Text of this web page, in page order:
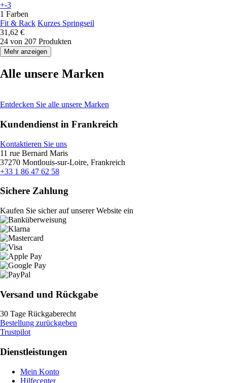
+-3
1 Farben
Fit & Rack Kurzes Springseil
31,62 €
24 von 207 Produkten
Mehr anzeigen
Alle unsere Marken
Entdecken Sie alle unsere Marken
Kundendienst in Frankreich
Kontaktieren Sie uns
11 rue Bernard Maris
37270 Montlouis-sur-Loire, Frankreich
+33 1 86 47 62 58
Sichere Zahlung
Kaufen Sie sicher auf unserer Website ein
Versand und Rückgabe
30 Tage Rückgaberecht
Bestellung zurückgeben
Trustpilot
Dienstleistungen
Mein Konto
Hilfecenter